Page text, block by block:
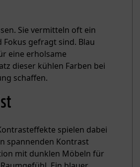
Sie vermitteln oft ein
gefragt sind. Blau
eine erholsame
dieser kühlen Farben bei
schaffen.
spielen dabei
spannenden Kontrast
mit dunklen Möbeln für